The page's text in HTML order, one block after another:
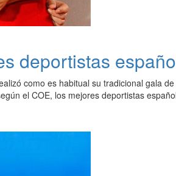
deportistas
como es habitual su tradicional gala
el COE, los mejores deportistas